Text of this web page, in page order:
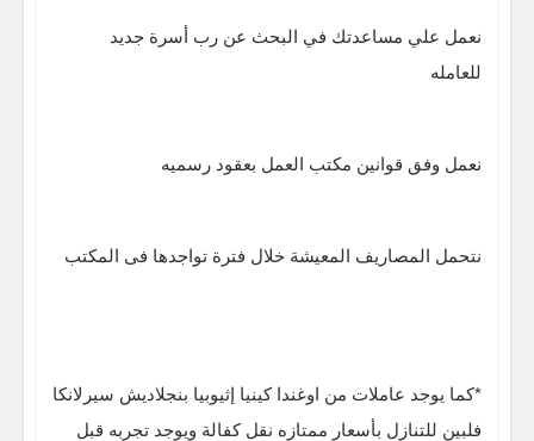
نعمل علي مساعدتك في البحث عن رب أسرة جديد
للعامله
نعمل وفق قوانين مكتب العمل بعقود رسميه
نتحمل المصاريف المعيشة خلال فترة تواجدها فى المكتب
*كما يوجد عاملات من اوغندا كينيا إثيوبيا بنجلاديش سيرلانكا
فلبين للتنازل بأسعار ممتازه نقل كفالة ويوجد تجربه قبل